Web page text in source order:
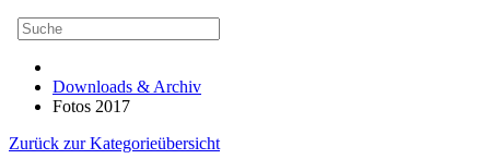
Downloads & Archiv
Fotos 2017
Zurück zur Kategorieübersicht